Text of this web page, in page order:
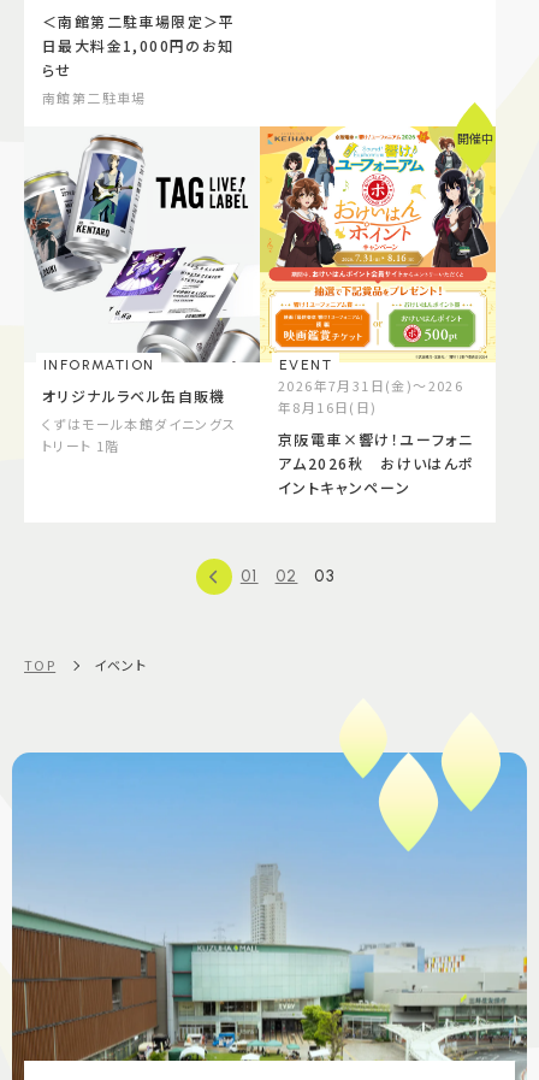
＜南館第二駐車場限定＞平
日最大料金1,000円のお知
らせ
南館第二駐車場
INFORMATION
オリジナルラベル缶自販機
くずはモール本館ダイニングス
トリート 1階
開催中
EVENT
2026年7月31日(金)～2026
年8月16日(日)
京阪電車×響け！ユーフォニ
アム2026秋 おけいはんポ
イントキャンペーン
01 02 03
TOP イベント